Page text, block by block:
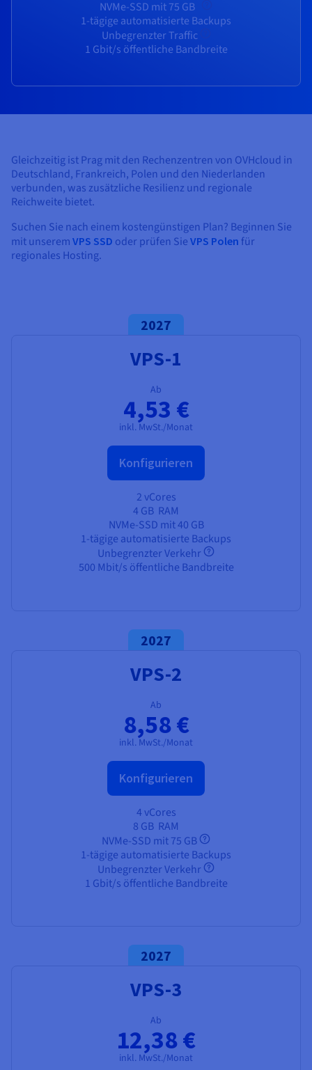
Verfügbarkeit nach Regionen
Roadmap und Changelog
Roadmap und Changelog
Roadmap und Changelog
NVMe-SSD mit 75 GB
1-tägige automatisierte Backups
Unbegrenzter Traffic
1 Gbit/s öffentliche Bandbreite
Gleichzeitig ist Prag mit den Rechenzentren von OVHcloud in
Deutschland, Frankreich, Polen und den Niederlanden
verbunden, was zusätzliche Resilienz und regionale
Reichweite bietet.
Suchen Sie nach einem kostengünstigen Plan? Beginnen Sie
mit unserem VPS SSD oder prüfen Sie VPS Polen für
regionales Hosting.
2027
VPS-1
Ab
4,53 €
inkl. MwSt./Monat
Konfigurieren
2 vCores
4 GB RAM
NVMe-SSD mit 40 GB
1-tägige automatisierte Backups
Unbegrenzter Verkehr
500 Mbit/s öffentliche Bandbreite
2027
VPS-2
Ab
8,58 €
inkl. MwSt./Monat
Konfigurieren
4 vCores
8 GB RAM
NVMe-SSD mit 75 GB
1-tägige automatisierte Backups
Unbegrenzter Verkehr
1 Gbit/s öffentliche Bandbreite
2027
VPS-3
Ab
12,38 €
inkl. MwSt./Monat